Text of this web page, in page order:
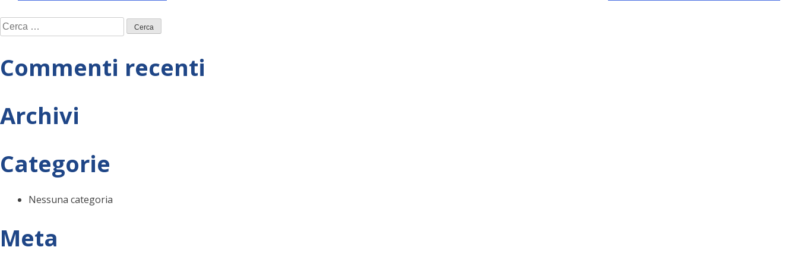
articoli
Ricerca
per:
Commenti recenti
Archivi
Categorie
Nessuna categoria
Meta